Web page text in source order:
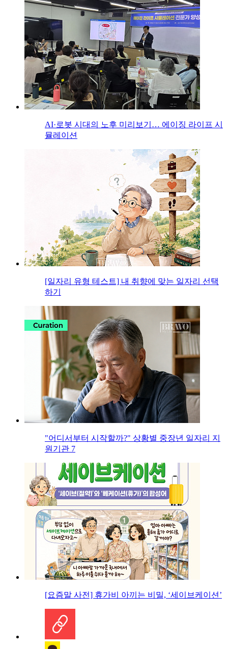
AI·로봇 시대의 노후 미리보기… 에이징 라이프 시
뮬레이션
[일자리 유형 테스트] 내 취향에 맞는 일자리 선택
하기
"어디서부터 시작할까?" 상황별 중장년 일자리 지
원기관 7
[요즘말 사전] 휴가비 아끼는 비밀, ‘세이브케이션’